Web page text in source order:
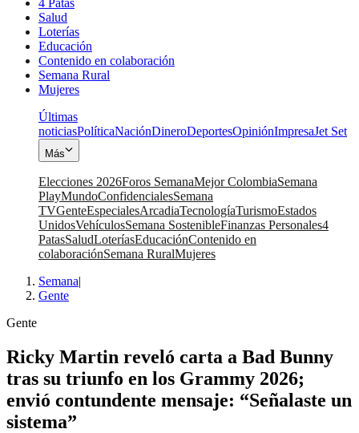
Salud
Loterías
Educación
Contenido en colaboración
Semana Rural
Mujeres
Últimas
noticiasPolíticaNaciónDineroDeportesOpiniónImpresaJet Set
Más
Elecciones 2026Foros SemanaMejor ColombiaSemana
PlayMundoConfidencialesSemana
TVGenteEspecialesArcadiaTecnologíaTurismoEstados
UnidosVehículosSemana SostenibleFinanzas Personales4
PatasSaludLoteríasEducaciónContenido en
colaboraciónSemana RuralMujeres
Semana|
Gente
Gente
Ricky Martin reveló carta a Bad Bunny
tras su triunfo en los Grammy 2026;
envió contundente mensaje: “Señalaste un
sistema”